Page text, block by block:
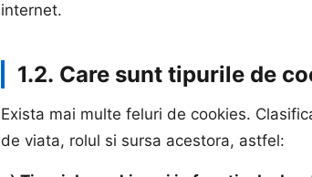
internet.
1.2. Care sunt tipurile de
Exista mai multe feluri de cookies.
de viata, rolul si sursa acestora, astfel: